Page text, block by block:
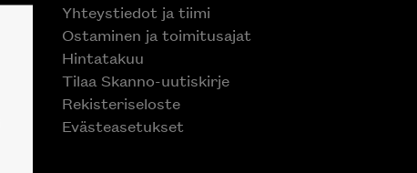
Yhteystiedot ja tiimi
Ostaminen ja toimitusajat
Hintatakuu
Tilaa Skanno-uutiskirje
Rekisteriseloste
Evästeasetukset